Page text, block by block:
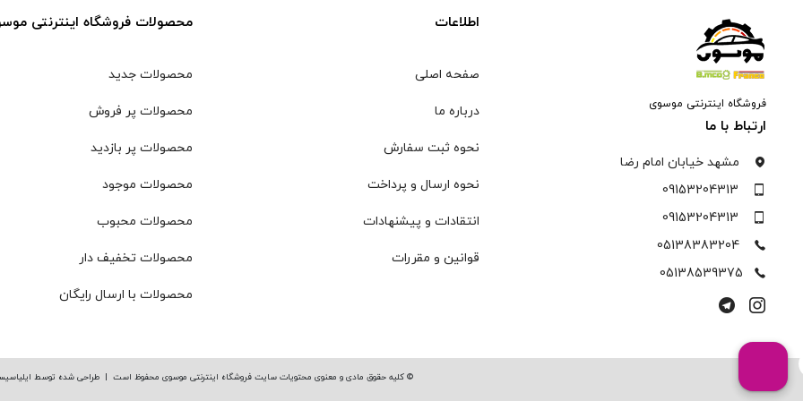
فروشگاه اینترنتی موسوی
ارتباط با ما
مشهد خیابان امام رضا
09153204313
09153204313
05138383204
05138539375
اطلاعات
صفحه اصلی
درباره ما
نحوه ثبت سفارش
نحوه ارسال و پرداخت
انتقادات و پیشنهادات
قوانین و مقررات
محصولات فروشگاه اینترنتی
محصولات جدید
محصولات پر فروش
محصولات پر بازدید
محصولات موجود
محصولات محبوب
محصولات تخفیف دار
محصولات با ارسال رایگان
© کلیه حقوق مادی و معنوی محتویات سایت فروشگاه اینترنتی موسوی محفوظ است |طراحی شده توسط